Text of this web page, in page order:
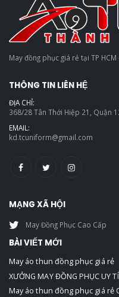
May đồng phục giá rẻ tại TP
THÔNG TIN LIÊN HỆ
ĐỊA CHỈ:
368/28 Tân Thới Hiệp 21, Quận
EMAIL:
kd.tcuniform@gmail.com
MẠNG XÃ HỘI
May Đồng Phục Cao Cấp
BÀI VIẾT MỚI
May áo thun đồng phục giá rẻ
XƯỞNG MAY ĐỒNG PHỤC UY
May áo thun đồng phục giá rẻ